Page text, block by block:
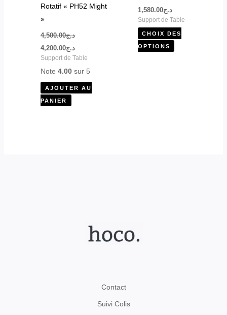
Rotatif « PH52 Might
»
د.ج4,500.00
د.ج4,200.00
Support de Table
Note4.00 sur 5
AJOUTER AU
PANIER
د.ج1,580.00
Support de Table
CHOIX DES
OPTIONS
la
page
du
Contact
Suivi Colis